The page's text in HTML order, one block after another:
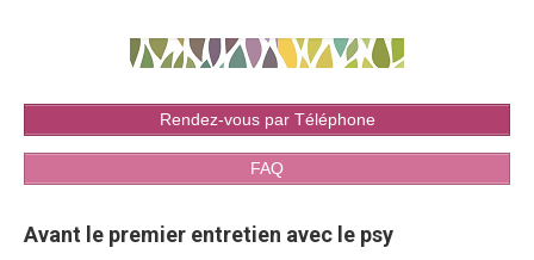
Rendez-vous par Téléphone
FAQ
Avant le premier entretien avec le psy